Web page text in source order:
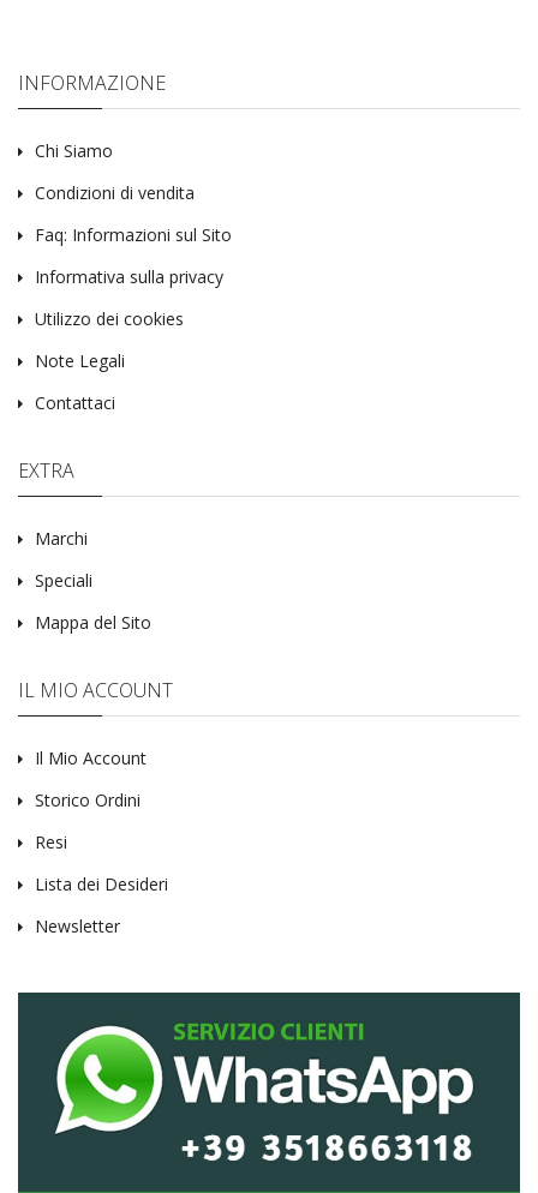
INFORMAZIONE
Chi Siamo
Condizioni di vendita
Faq: Informazioni sul Sito
Informativa sulla privacy
Utilizzo dei cookies
Note Legali
Contattaci
EXTRA
Marchi
Speciali
Mappa del Sito
IL MIO ACCOUNT
Il Mio Account
Storico Ordini
Resi
Lista dei Desideri
Newsletter